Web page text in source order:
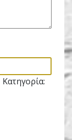
Κατηγορία: